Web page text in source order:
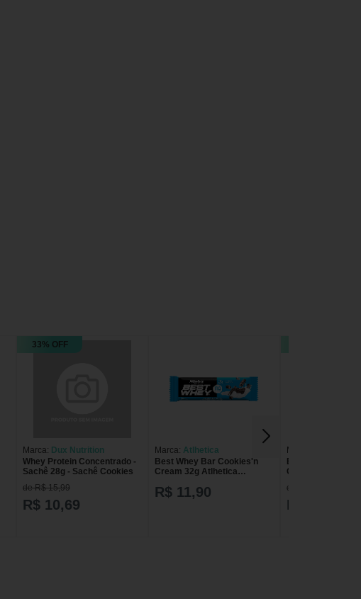
33% OFF
Marca: Dux Nutrition
Whey Protein Concentrado -
Sachê 28g - Sachê Cookies
de R$ 15,99
R$ 10,69
Marca: Atlhetica
Best Whey Bar Cookies'n
Cream 32g Atlhetica
R$ 11,90
Marca:
Cookies&Cream
de R$ 15,90
R$ 15,04